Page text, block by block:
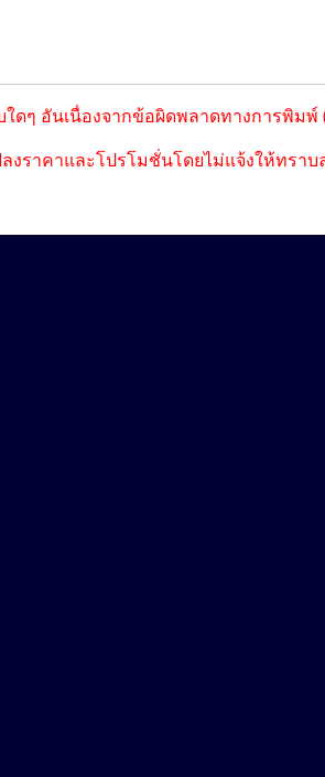
ดๆ อันเนื่องจากข้อผิดพลาดทางการพิมพ์
งราคาและโปรโมชั่นโดยไม่แจ้งให้ทราบ